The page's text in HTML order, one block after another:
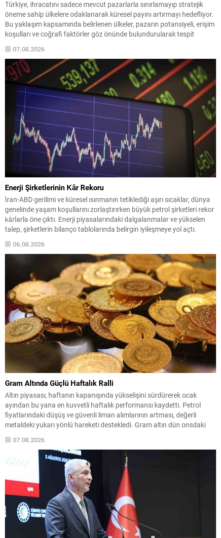
Türkiye, ihracatını sadece mevcut pazarlarla sınırlamayıp stratejik
öneme sahip ülkelere odaklanarak küresel payını artırmayı hedefliyor.
Bu yaklaşım kapsamında belirlenen ülkeler, pazarın potansiyeli, erişim
koşulları ve coğrafi faktörler göz önünde bulundurularak tespit
ve pazaryeri komisyon giderleri gibi çeşitli destekler sağlanıyor.
Hâlihazırda 60...
07.08.2026
Enerji Şirketlerinin Kâr Rekoru
İran-ABD gerilimi ve küresel ısınmanın tetiklediği aşırı sıcaklar, dünya
genelinde yaşam koşullarını zorlaştırırken büyük petrol şirketleri rekor
kârlarla öne çıktı. Enerji piyasalarındaki dalgalanmalar ve yükselen
talep, şirketlerin bilanço tablolarında belirgin iyileşmeye yol açtı.
Rafineri marjlarındaki güçlenme ve ham petrol ile doğal gaz
fiyatlarındaki sıçrama, dev enerji firmalarının üçüncü çeyrek
performanslarını...
06.08.2026
Gram Altında Güçlü Haftalık Ralli
Altın piyasası, haftanın kapanışında yükselişini sürdürerek ocak
ayından bu yana en kuvvetli haftalık performansı kaydetti. Petrol
fiyatlarındaki düşüş ve güvenli liman alımlarının artması, değerli
metaldeki yukarı yönlü hareketi destekledi. Gram altın dün onsdaki
sınırlı gerilemeye bağlı satış baskısıyla günü hafif değer kaybıyla
tamamlamıştı; ancak yeni güne alımlarla başladı ve saat...
07.08.2026